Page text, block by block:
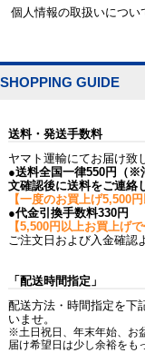
個人情報の取扱いについ
SHOPPING GUIDE
送料・発送手数料
ヤマト運輸にてお届け致
●送料全国一律550円（※
文確認後に送料をご連絡
【一度のお買上げ5,500
●代金引換手数料330円
【5,500円以上お買上げ
ご注文日および入金確認
「配送時間指定」
配送方法・時間指定を下
いませ。
※土日祝日、年末年始、お
届け希望日は少し余裕をも